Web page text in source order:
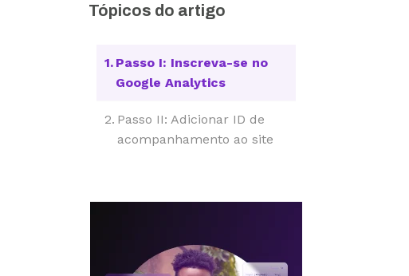
Tópicos do artigo
Passo I: Inscreva-se no
Google Analytics
Passo II: Adicionar ID de
acompanhamento ao site